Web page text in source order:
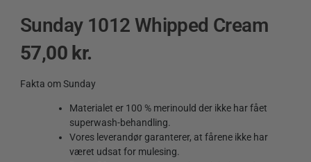
Sunday 1012 Whipped Cream
57,00 kr.
Fakta om Sunday
Materialet er 100 % merinould der ikke har fået
superwash-behandling.
Vores leverandør garanterer, at fårene ikke har
været udsat for mulesing.